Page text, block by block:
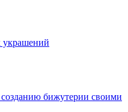
украшений
бижутерии своими